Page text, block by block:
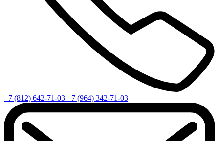
+7 (812) 642-71-03 +7 (964) 342-71-03